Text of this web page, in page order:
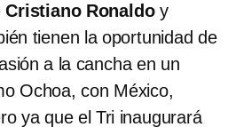
Cristiano Ronaldoy
tienen la oportunidad de
a la cancha en un
Ochoa, con México,
ya que el Tri inaugurará